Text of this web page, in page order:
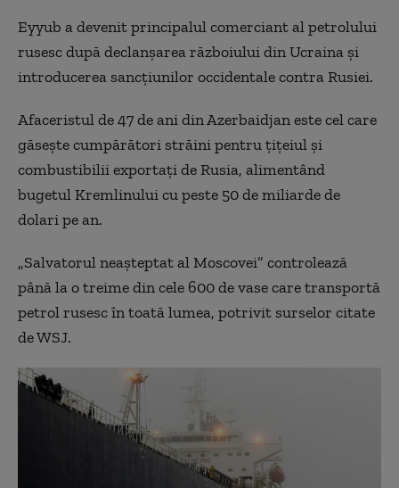
Eyyub a devenit principalul comerciant al petrolului
rusesc după declanșarea războiului din Ucraina și
introducerea sancțiunilor occidentale contra Rusiei.
Afaceristul de 47 de ani din Azerbaidjan este cel care
găsește cumpărători străini pentru țițeiul și
combustibilii exportați de Rusia, alimentând
bugetul Kremlinului cu peste 50 de miliarde de
dolari pe an.
„Salvatorul neașteptat al Moscovei” controlează
până la o treime din cele 600 de vase care transportă
petrol rusesc în toată lumea, potrivit surselor citate
de WSJ.